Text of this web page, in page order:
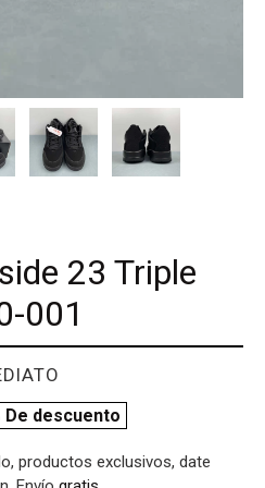
23 Triple
001
De descuento
productos exclusivos, date